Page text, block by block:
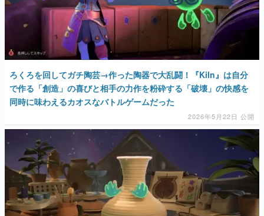
なんでゲームは面白い？
ゲーム開発者・hamatsu氏がゲームの魅力を画面や操作の
具体的な形から解き明かしていく、硬派で骨太な評論連載
です。
ゲームが変えた日本語
の起源や用法の変遷を、コンピューター文化史研究家・タ
イニーP氏が徹底調査。
カテゴリ
特集記事
マンガ
女性向け
アプリレビュー
ろくろを回してガチ陶芸→作った陶器で大乱闘！『Kiln』は自分
で作る「創造」の喜びと相手の力作を粉砕する「破壊」の快感を
同時に味わえるカオスなバトルゲームだった
2026年5月22日 公開